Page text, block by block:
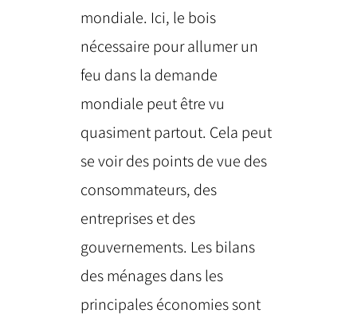
mondiale. Ici, le bois
nécessaire pour allumer un
feu dans la demande
mondiale peut être vu
quasiment partout. Cela peut
se voir des points de vue des
consommateurs, des
entreprises et des
gouvernements. Les bilans
des ménages dans les
principales économies sont